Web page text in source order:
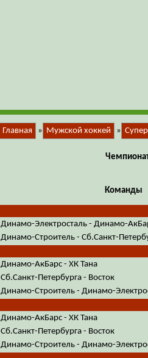
Главная » Мужской хоккей »
Команды
Динамо-Электросталь - Динамо-
Динамо-Строитель - Сб.Санкт-
Динамо-АкБарс - ХК Тана
Сб.Санкт-Петербурга - Восток
Динамо-Строитель - Динамо-
Динамо-АкБарс - ХК Тана
Сб.Санкт-Петербурга - Восток
Динамо-Строитель - Динамо-